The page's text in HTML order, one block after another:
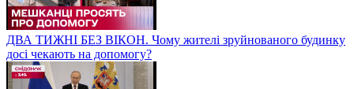
ДВА ТИЖНІ БЕЗ ВІКОН. Чому жителі зруйнованого будинку
досі чекають на допомогу?